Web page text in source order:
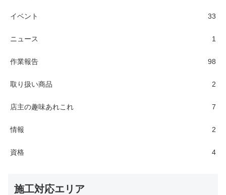
イベント 33
ニュース 1
作業報告 98
取り扱い商品 2
店主の趣味あれこれ 7
情報 2
資格 4
施工対応エリア